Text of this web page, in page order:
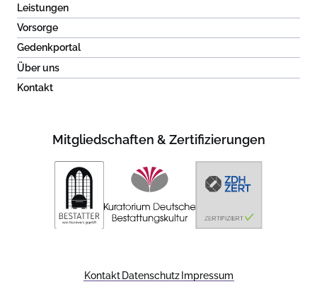
Leistungen
Vorsorge
Gedenkportal
Über uns
Kontakt
Mitgliedschaften & Zertifizierungen
Kontakt Datenschutz Impressum